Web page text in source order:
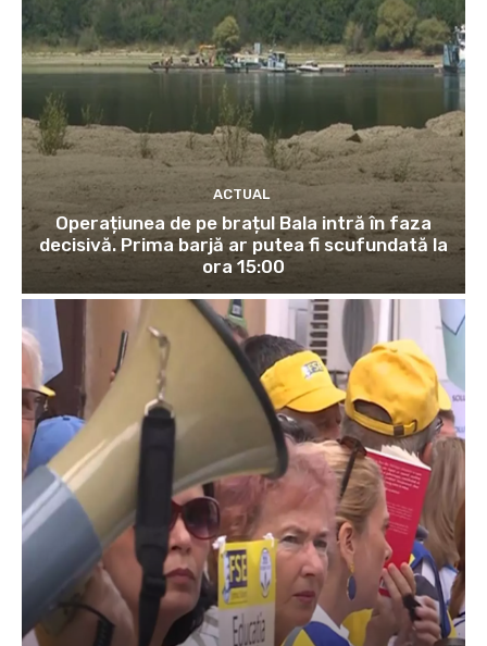
ACTUAL
Operațiunea de pe brațul Bala intră în faza
decisivă. Prima barjă ar putea fi scufundată la
ora 15:00